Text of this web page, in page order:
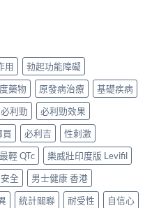
用
勃起功能障礙
藥物 原發病治療
基礎疾病
必利勁
必利勁效果
買 必利吉
性刺激
輕 QTc
樂威壯印度版 Levifil
全
男士健康 香港
統計關聯 耐受性 自信心